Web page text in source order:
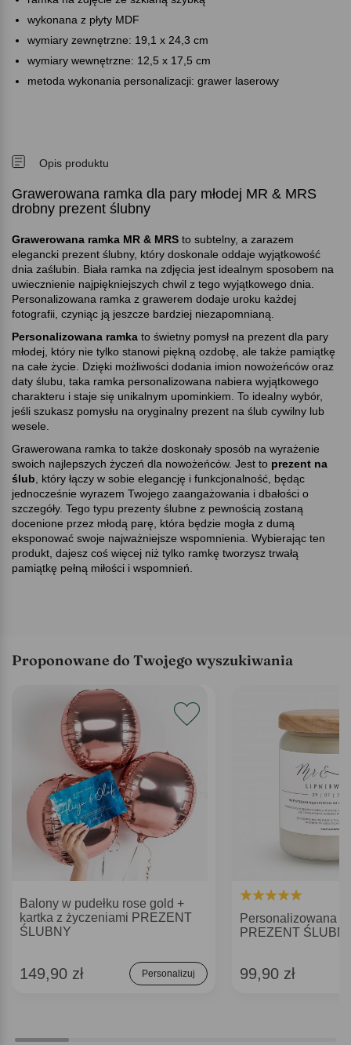
wykonana z płyty MDF
wymiary zewnętrzne: 19,1 x 24,3 cm
wymiary wewnętrzne: 12,5 x 17,5 cm
metoda wykonania personalizacji: grawer laserowy
Opis produktu
Grawerowana ramka dla pary młodej MR & MRS
drobny prezent ślubny
Grawerowana ramka MR & MRS to subtelny, a zarazem
elegancki prezent ślubny, który doskonale oddaje wyjątkowość
dnia zaślubin. Biała ramka na zdjęcia jest idealnym sposobem na
uwiecznienie najpiękniejszych chwil z tego wyjątkowego dnia.
Personalizowana ramka z grawerem dodaje uroku każdej
fotografii, czyniąc ją jeszcze bardziej niezapomnianą.
Personalizowana ramka to świetny pomysł na prezent dla pary
młodej, który nie tylko stanowi piękną ozdobę, ale także pamiątkę
na całe życie. Dzięki możliwości dodania imion nowożeńców oraz
daty ślubu, taka ramka personalizowana nabiera wyjątkowego
charakteru i staje się unikalnym upominkiem. To idealny wybór,
jeśli szukasz pomysłu na oryginalny prezent na ślub cywilny lub
wesele.
Grawerowana ramka to także doskonały sposób na wyrażenie
swoich najlepszych życzeń dla nowożeńców. Jest to prezent na
ślub , który łączy w sobie elegancję i funkcjonalność, będąc
jednocześnie wyrazem Twojego zaangażowania i dbałości o
szczegóły. Tego typu prezenty ślubne z pewnością zostaną
docenione przez młodą parę, która będzie mogła z dumą
eksponować swoje najważniejsze wspomnienia. Wybierając ten
produkt, dajesz coś więcej niż tylko ramkę tworzysz trwałą
pamiątkę pełną miłości i wspomnień.
Proponowane do Twojego wyszukiwania
Balony w pudełku rose gold +
kartka z życzeniami PREZENT
ŚLUBNY
149,90 zł Personalizuj
Personalizowana
PREZENT
99,90 zł